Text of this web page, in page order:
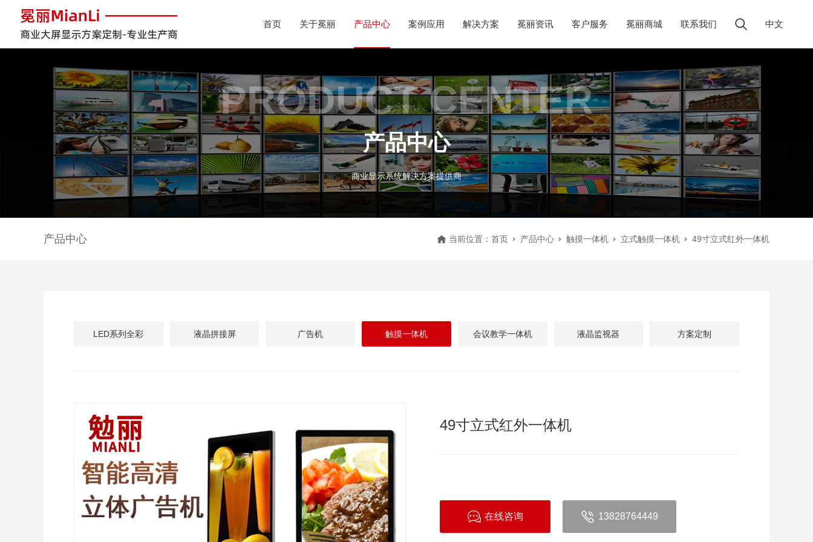
中文
首页 关于冕丽 产品中心 案例应用 解决方案 冕丽资讯 客户服务 冕丽商城 联系我们
PRODUCT CENTER
产品中心
商业显示系统解决方案提供商
产品中心 当前位置： 首页 产品中心 触摸一体机 立式触摸一体机 49寸立式红外一体机
LED系列全彩 液晶拼接屏 广告机 触摸一体机 会议教学一体机 液晶监视器 方案定制
49寸立式红外一体机
在线咨询 13828764449